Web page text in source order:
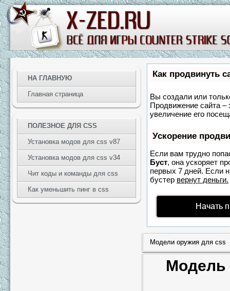
Как продвинуть
Вы создали или
Продвижение сайта –
увеличение его
Ускорение
Если вам трудно
Буст, она ускоряет
первых 7 дней. Если
бустер вернут деньги.
Начать
Модели оружия для css
Модель
НА ГЛАВНУЮ
Главная страница
ПОЛЕЗНОЕ ДЛЯ CSS
Установка модов для css v87
Установка модов для css v34
Чит коды и команды для css
Как уменьшить пинг в css